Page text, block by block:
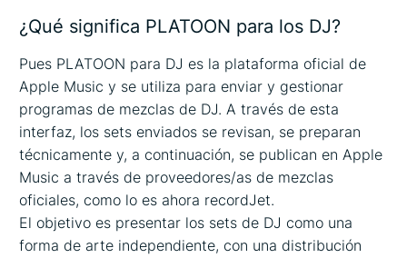
¿Qué significa PLATOON para los DJ?
Pues PLATOON para DJ es la plataforma oficial de
Apple Music y se utiliza para enviar y gestionar
programas de mezclas de DJ. A través de esta
interfaz, los sets enviados se revisan, se preparan
técnicamente y, a continuación, se publican en Apple
Music a través de proveedores/as de mezclas
oficiales, como lo es ahora recordJet.
El objetivo es presentar los sets de DJ como una
forma de arte independiente, con una distribución